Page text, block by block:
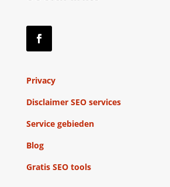
Privacy
Disclaimer SEO services
Service gebieden
Blog
Gratis SEO tools